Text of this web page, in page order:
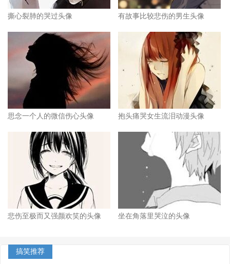
撕心裂肺的哭过头像 有故事比较悲伤的男生头像
思念一个人的微信伤心头像 抱头痛哭女生流泪动漫头像
悲伤至极而又强颜欢笑的头像 坐在角落里哭泣的头像
搞笑推荐